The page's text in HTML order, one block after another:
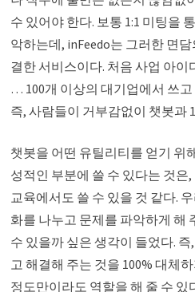
수 있어야 한다. 보통 1:1 미팅을
악하는데, inFeedo는 그러한 면
결한 서비스이다. 처음 사업 아
… 100개 이상의 대기업에서 쓰
즉, 사람들이 거부감없이 챗봇과
챗봇을 어떤 유틸리티를 얻기 위
성적인 부분에 쓸 수 있다는 것은
교육에서도 쓸 수 있을 것 같다.
화를 나누고 문제를 파악하게 해
수 있을까 싶은 생각이 들었다.
고 해결해 주는 것을 100% 대체
정도만이라도 역할을 해 줄 수 있